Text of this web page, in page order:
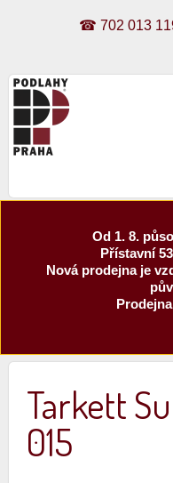
☎ 702 013
Od 1. 8.
Přístavní
Nová prodejna je
Tarkett
015